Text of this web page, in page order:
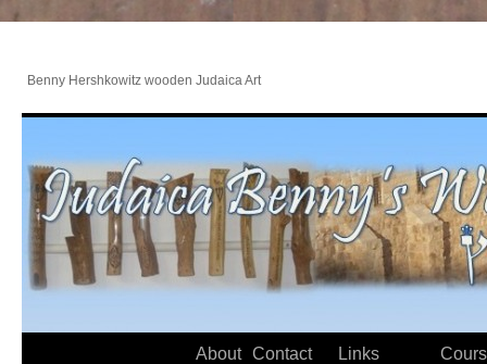
Benny Hershkowitz wooden Judaica Art
Links
Contact
About